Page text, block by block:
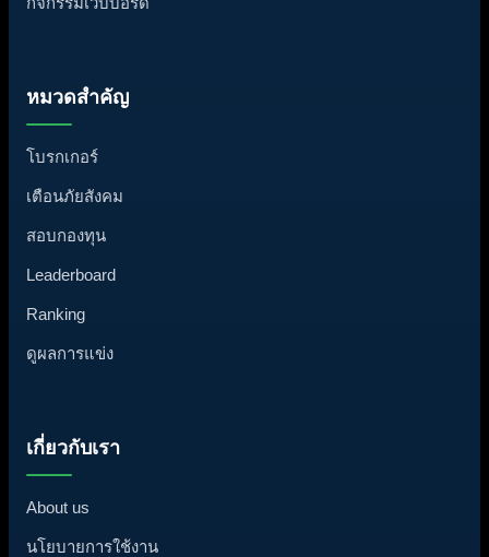
หมวดสำคัญ
โบรกเกอร์
เตือนภัยสังคม
สอบกองทุน
Leaderboard
Ranking
ดูผลการแข่ง
เกี่ยวกับเรา
About us
นโยบายการใช้งาน